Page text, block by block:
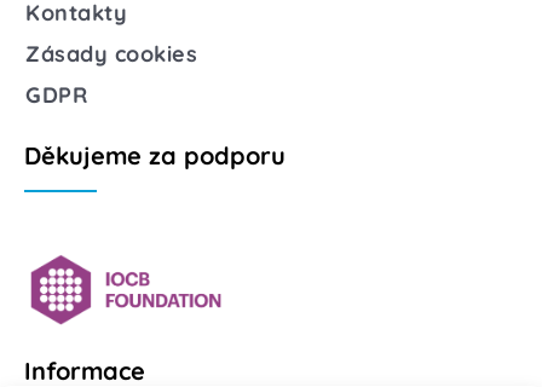
Kontakty
Zásady cookies
GDPR
Děkujeme za podporu
Informace